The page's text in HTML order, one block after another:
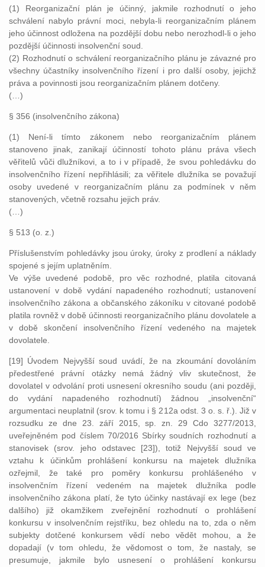
(1) Reorganizační plán je účinný, jakmile rozhodnutí o jeho
schválení nabylo právní moci, nebyla-li reorganizačním plánem
jeho účinnost odložena na pozdější dobu nebo nerozhodl-li o jeho
pozdější účinnosti insolvenční soud.
(2) Rozhodnutí o schválení reorganizačního plánu je závazné pro
všechny účastníky insolvenčního řízení i pro další osoby, jejichž
práva a povinnosti jsou reorganizačním plánem dotčeny.
(…)
§ 356 (insolvenčního zákona)
(1) Není-li tímto zákonem nebo reorganizačním plánem
stanoveno jinak, zanikají účinností tohoto plánu práva všech
věřitelů vůči dlužníkovi, a to i v případě, že svou pohledávku do
insolvenčního řízení nepřihlásili; za věřitele dlužníka se považují
osoby uvedené v reorganizačním plánu za podmínek v něm
stanovených, včetně rozsahu jejich práv.
(…)
§ 513 (o. z.)
Příslušenstvím pohledávky jsou úroky, úroky z prodlení a náklady
spojené s jejím uplatněním.
Ve výše uvedené podobě, pro věc rozhodné, platila citovaná
ustanovení v době vydání napadeného rozhodnutí; ustanovení
insolvenčního zákona a občanského zákoníku v citované podobě
platila rovněž v době účinnosti reorganizačního plánu dovolatele a
v době skončení insolvenčního řízení vedeného na majetek
dovolatele.
[19] Úvodem Nejvyšší soud uvádí, že na zkoumání dovoláním
předestřené právní otázky nemá žádný vliv skutečnost, že
dovolatel v odvolání proti usnesení okresního soudu (ani později,
do vydání napadeného rozhodnutí) žádnou „insolvenční“
argumentaci neuplatnil (srov. k tomu i § 212a odst. 3 o. s. ř.). Již v
rozsudku ze dne 23. září 2015, sp. zn. 29 Cdo 3277/2013,
uveřejněném pod číslem 70/2016 Sbírky soudních rozhodnutí a
stanovisek (srov. jeho odstavec [23]), totiž Nejvyšší soud ve
vztahu k účinkům prohlášení konkursu na majetek dlužníka
ozřejmil, že také pro poměry konkursu prohlášeného v
insolvenčním řízení vedeném na majetek dlužníka podle
insolvenčního zákona platí, že tyto účinky nastávají ex lege (bez
dalšího) již okamžikem zveřejnění rozhodnutí o prohlášení
konkursu v insolvenčním rejstříku, bez ohledu na to, zda o něm
subjekty dotčené konkursem vědí nebo vědět mohou, a že
dopadají (v tom ohledu, že vědomost o tom, že nastaly, se
presumuje, jakmile bylo usnesení o prohlášení konkursu